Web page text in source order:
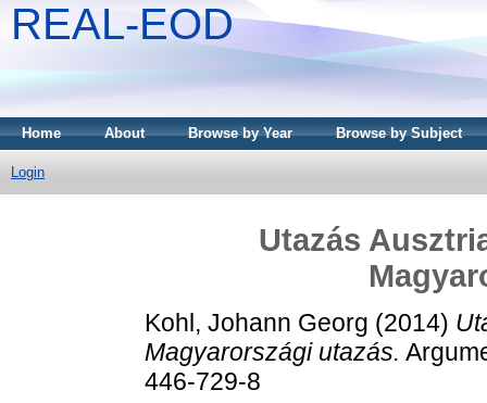
REAL-EOD
Home About Browse by Year Browse by Subject
Login
Utazás
Kohl, Johann Georg (2014)
Magyarországi utazás.
446-729-8